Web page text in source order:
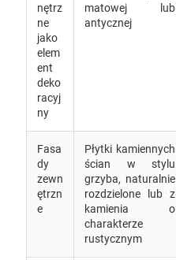
nętrz
ne
jako
elem
ent
deko
racyj
ny
matowej lub
antycznej
Fasa
dy
zewn
ętrzn
e
Płytki kamiennych
ścian w stylu
grzyba, naturalnie
rozdzielone lub z
kamienia o
charakterze
rustycznym